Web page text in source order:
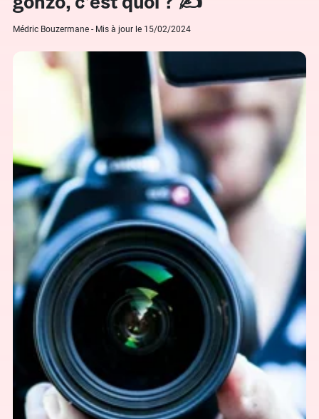
Médric Bouzermane - Mis à jour le 15/02/2024